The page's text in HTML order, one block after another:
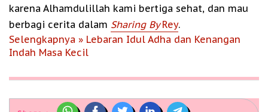
karena Alhamdulillah kami bertiga sehat, dan mau
berbagi cerita dalam Sharing ByRey.
Selengkapnya » Lebaran Idul Adha dan Kenangan
Indah Masa Kecil